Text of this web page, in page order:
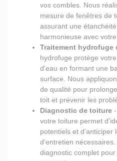
vos combles. Nous
mesure de fenêtres de
assurant une
harmonieuse avec votre
Traitement hydrofuge
hydrofuge protège
d'eau en formant une
surface. Nous
de qualité pour
toit et prévenir les
Diagnostic de toiture
votre toiture permet
potentiels et d'anticiper
d'entretien
diagnostic complet